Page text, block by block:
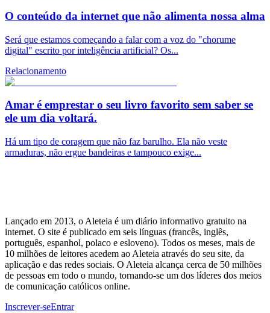
O conteúdo da internet que não alimenta nossa alma
Será que estamos começando a falar com a voz do "chorume
digital" escrito por inteligência artificial? Os...
Relacionamento
Amar é emprestar o seu livro favorito sem saber se
ele um dia voltará.
Há um tipo de coragem que não faz barulho. Ela não veste
armaduras, não ergue bandeiras e tampouco exige...
Lançado em 2013, o Aleteia é um diário informativo gratuito na
internet. O site é publicado em seis línguas (francês, inglês,
português, espanhol, polaco e esloveno). Todos os meses, mais de
10 milhões de leitores acedem ao Aleteia através do seu site, da
aplicação e das redes sociais. O Aleteia alcança cerca de 50 milhões
de pessoas em todo o mundo, tornando-se um dos líderes dos meios
de comunicação católicos online.
Inscrever-seEntrar